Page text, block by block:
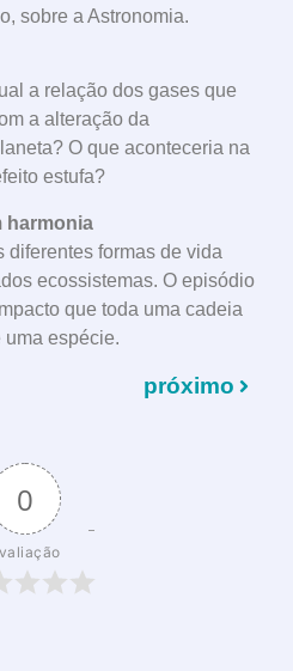
sobre a Astronomia.
a relação dos gases que
a alteração da
O que aconteceria na
estufa?
harmonia
diferentes formas de vida
ecossistemas. O episódio
que toda uma cadeia
uma espécie.
próximo
0